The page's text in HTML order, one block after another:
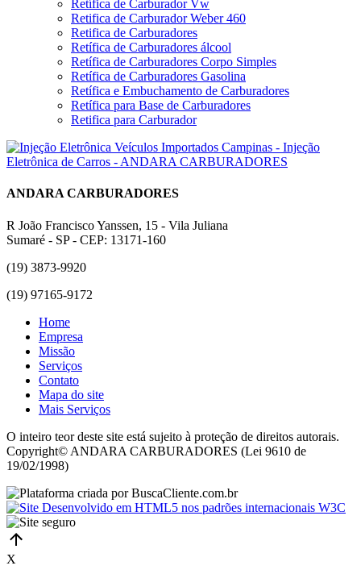
Retífica de Carburador Vw
Retifica de Carburador Weber 460
Retifica de Carburadores
Retífica de Carburadores álcool
Retífica de Carburadores Corpo Simples
Retífica de Carburadores Gasolina
Retífica e Embuchamento de Carburadores
Retífica para Base de Carburadores
Retifica para Carburador
ANDARA CARBURADORES
R João Francisco Yanssen, 15 - Vila Juliana
Sumaré - SP - CEP: 13171-160
(19) 3873-9920
(19) 97165-9172
Home
Empresa
Missão
Serviços
Contato
Mapa do site
Mais Serviços
O inteiro teor deste site está sujeito à proteção de direitos autorais.
Copyright© ANDARA CARBURADORES (Lei 9610 de
19/02/1998)
X